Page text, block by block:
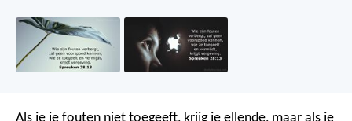
Als je je fouten niet toegeeft, krijg je ellende, maar als je